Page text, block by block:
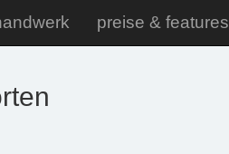
preise & features